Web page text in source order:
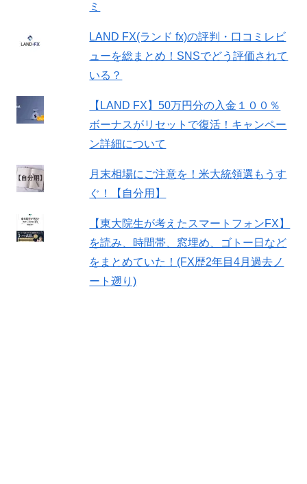
ミ
LAND FX(ランド fx)の評判・口コミレビ
ューを総まとめ！SNSでどう評価されて
いる？
【LAND FX】50万円分の入金１００％
ボーナスがリセットで復活！キャンペー
ン詳細について
月末相場にご注意を！米大統領選もうす
ぐ！【自分用】
【東大院生が考えたスマートフォンFX】
を読み、時間帯、窓埋め、ゴトー日など
をまとめていた！(FX歴2年目4月過去ノ
ート遡り)